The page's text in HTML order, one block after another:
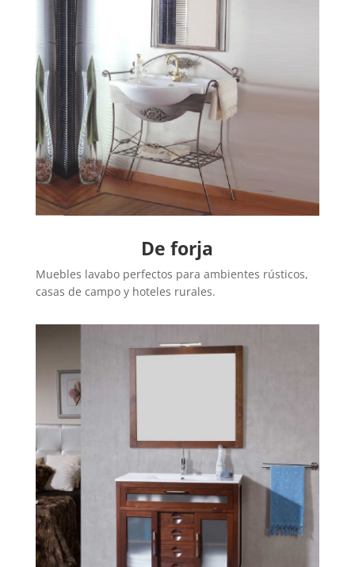
De forja
Muebles lavabo perfectos para ambientes rústicos,
casas de campo y hoteles rurales.